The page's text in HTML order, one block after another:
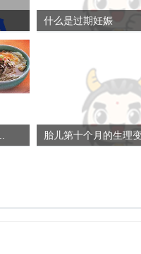
什么是过期妊娠
胎儿第十个月的生理